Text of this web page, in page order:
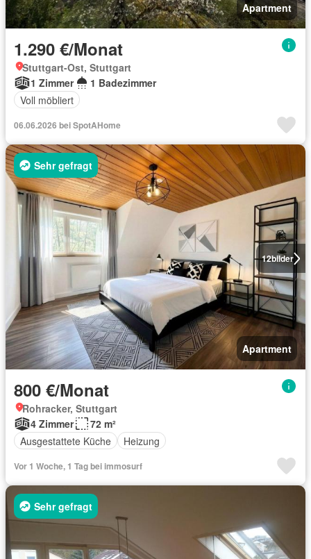
Apartment
1.290 €/Monat
Stuttgart-Ost, Stuttgart
1 Zimmer
1 Badezimmer
Voll möbliert
06.06.2026 bei SpotAHome
12bilder
Sehr gefragt
Apartment
800 €/Monat
Rohracker, Stuttgart
4 Zimmer
72 m²
Ausgestattete Küche
Heizung
Vor 1 Woche, 1 Tag bei immosurf
Sehr gefragt